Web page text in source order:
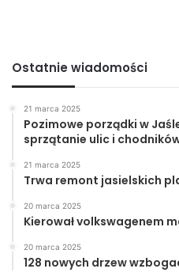
podatek
Ostatnie wiadomości
21 marca 2025
Pozimowe porządki w
sprzątanie ulic i
21 marca 2025
Trwa remont jasielskich
20 marca 2025
Kierował volkswagenem
20 marca 2025
128 nowych drzew